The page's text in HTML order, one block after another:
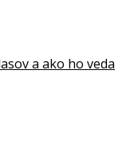
a ako ho veda